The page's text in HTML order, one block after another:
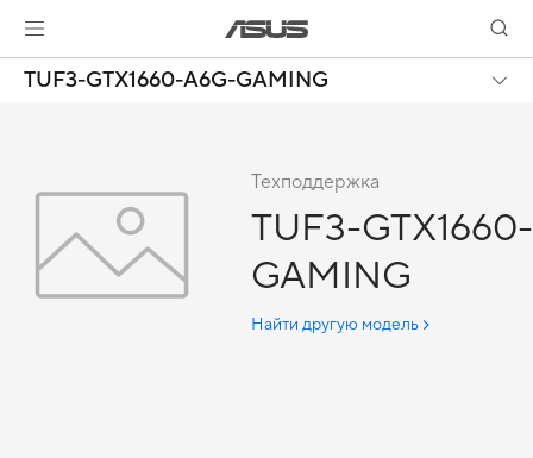
TUF3-GTX1660-A6G-GAMING
Техподдержка
TUF3-
GAMING
Найти другую модель